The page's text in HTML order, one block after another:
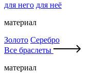
для него для неё
материал
Золото Серебро
Все браслеты
материал